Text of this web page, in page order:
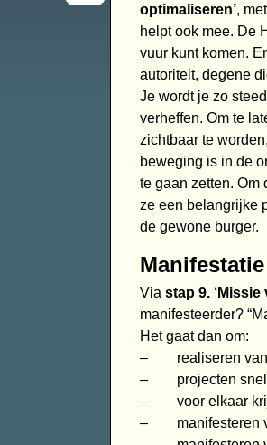
optimaliseren’,
helpt ook mee. De
vuur kunt komen.
autoriteit, degene
Je wordt je zo
verheffen. Om te
zichtbaar te
beweging is in de
te gaan zetten. Om
ze een belangrijke
de gewone burger.
Manifestatie
Via stap 9.
manifesteerder?
Het gaat dan om:
– realiseren van
– projecten snel
– voor elkaar
– manifesteren